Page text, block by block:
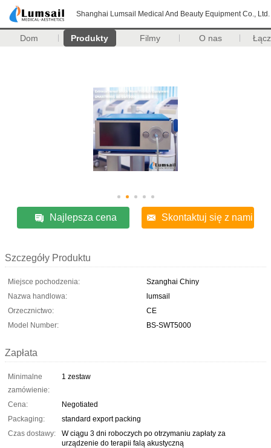
Shanghai Lumsail Medical And Beauty Equipment Co., Ltd.
Dom Produkty Filmy O nas
Najlepsza cena Skontaktuj się z nami
Szczegóły Produktu
Miejsce pochodzenia:
Szanghai Chiny
Nazwa handlowa:
lumsail
Orzecznictwo:
CE
Model Number:
BS-SWT5000
Zapłata
Minimalne
zamówienie:
1 zestaw
Cena:
Negotiated
Packaging:
standard export packing
Czas dostawy:
W ciągu 3 dni roboczych po otrzymaniu zapłaty za
urządzenie do terapii falą akustyczną